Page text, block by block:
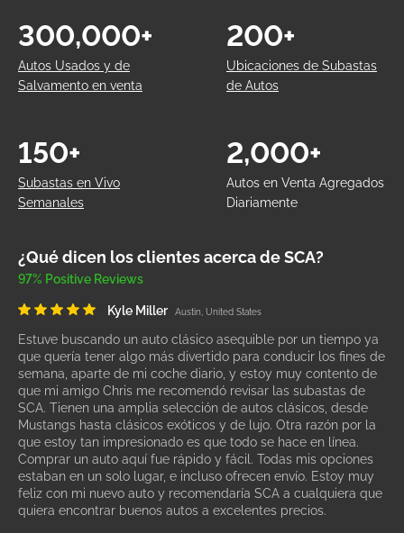
Autos Usados y de
Salvamento en venta
300,000+
Ubicaciones de Subastas
de Autos
200+
Subastas en Vivo
Semanales
150+
Autos en Venta Agregados
Diariamente
2,000+
¿Qué dicen los clientes acerca de SCA?
97% Positive Reviews
Kyle Miller Austin, United States
Estuve buscando un auto clásico asequible por un tiempo ya
que quería tener algo más divertido para conducir los fines de
semana, aparte de mi coche diario, y estoy muy contento de
que mi amigo Chris me recomendó revisar las subastas de
SCA. Tienen una amplia selección de autos clásicos, desde
Mustangs hasta clásicos exóticos y de lujo. Otra razón por la
que estoy tan impresionado es que todo se hace en línea.
Comprar un auto aquí fue rápido y fácil. Todas mis opciones
estaban en un solo lugar, e incluso ofrecen envío. Estoy muy
feliz con mi nuevo auto y recomendaría SCA a cualquiera que
quiera encontrar buenos autos a excelentes precios.